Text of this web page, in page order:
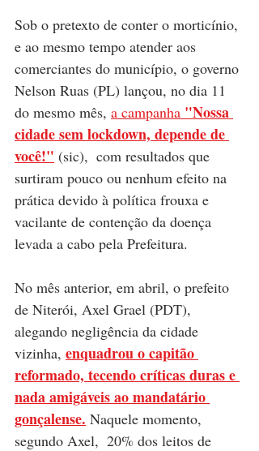
Sob o pretexto de conter o morticínio,
e ao mesmo tempo atender aos
comerciantes do município, o governo
Nelson Ruas (PL) lançou, no dia 11
do mesmo mês, a campanha "Nossa
cidade sem lockdown, depende de
você!" (sic),  com resultados que
surtiram pouco ou nenhum efeito na
prática devido à política frouxa e
vacilante de contenção da doença
levada a cabo pela Prefeitura.
No mês anterior, em abril, o prefeito
de Niterói, Axel Grael (PDT),
alegando negligência da cidade
vizinha, enquadrou o capitão
reformado, tecendo críticas duras e
nada amigáveis ao mandatário
gonçalense. Naquele momento,
segundo Axel,  20% dos leitos de